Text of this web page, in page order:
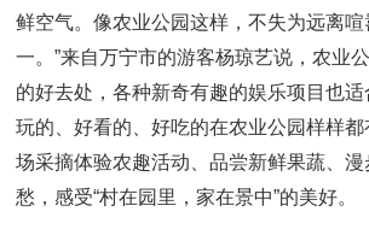
鲜空气。像农业公园这样，不失为远离
一。”来自万宁市的游客杨琼艺说，农业
的好去处，各种新奇有趣的娱乐项目也
玩的、好看的、好吃的在农业公园样样
场采摘体验农趣活动、品尝新鲜果蔬、
愁，感受“村在园里，家在景中”的美好。